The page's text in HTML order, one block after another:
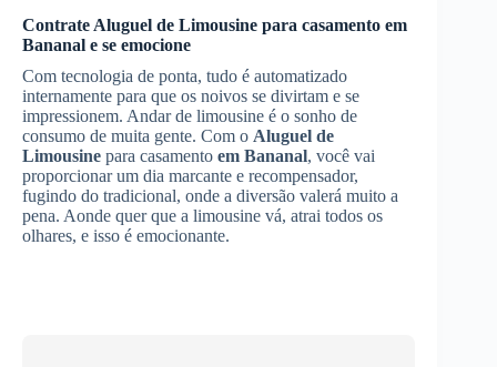
Contrate Aluguel de Limousine para casamento em
Bananal e se emocione
Com tecnologia de ponta, tudo é automatizado
internamente para que os noivos se divirtam e se
impressionem. Andar de limousine é o sonho de
consumo de muita gente. Com o Aluguel de
Limousine para casamento em Bananal, você vai
proporcionar um dia marcante e recompensador,
fugindo do tradicional, onde a diversão valerá muito a
pena. Aonde quer que a limousine vá, atrai todos os
olhares, e isso é emocionante.